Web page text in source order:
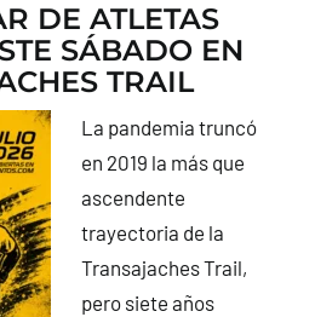
DE ATLETAS
SÁBADO EN
TRAIL
La pandemia truncó
en 2019 la más que
ascendente
trayectoria de la
Transajaches Trail,
pero siete años